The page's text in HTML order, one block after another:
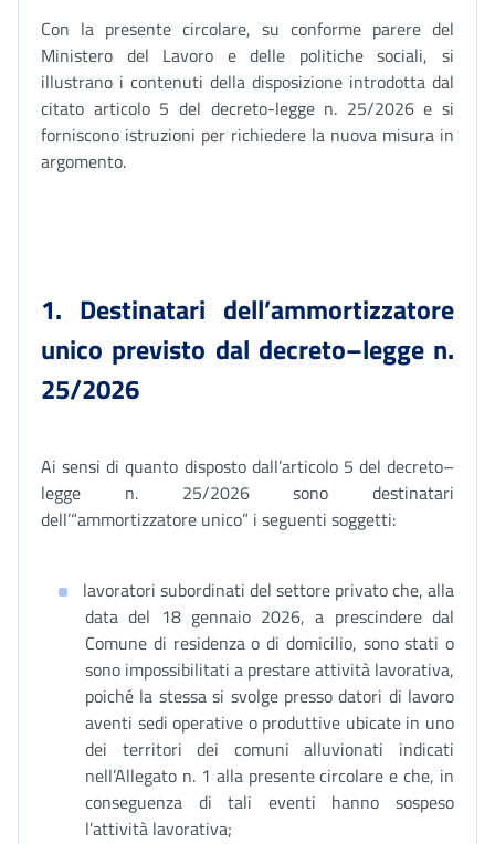
Con la presente circolare, su conforme parere del
Ministero del Lavoro e delle politiche sociali, si
illustrano i contenuti della disposizione introdotta dal
citato articolo 5 del decreto-legge n. 25/2026 e si
forniscono istruzioni per richiedere la nuova misura in
argomento.
1. Destinatari dell’ammortizzatore
unico previsto dal decreto–legge n.
25/2026
Ai sensi di quanto disposto dall’articolo 5 del decreto–
legge n. 25/2026 sono destinatari
dell’“ammortizzatore unico” i seguenti soggetti:
lavoratori subordinati del settore privato che, alla
data del 18 gennaio 2026, a prescindere dal
Comune di residenza o di domicilio, sono stati o
sono impossibilitati a prestare attività lavorativa,
poiché la stessa si svolge presso datori di lavoro
aventi sedi operative o produttive ubicate in uno
dei territori dei comuni alluvionati indicati
nell’Allegato n. 1 alla presente circolare e che, in
conseguenza di tali eventi hanno sospeso
l’attività lavorativa;